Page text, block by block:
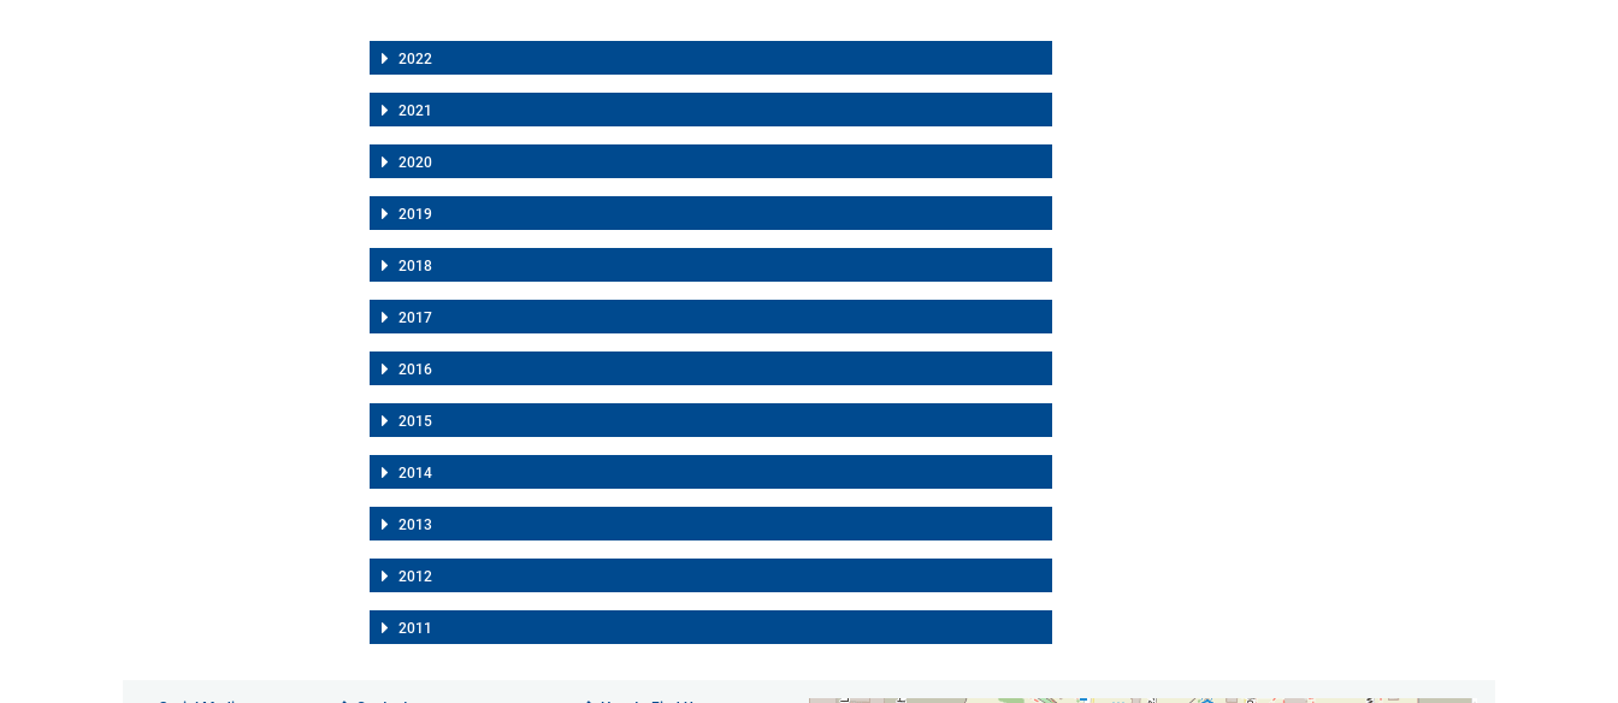
2022
2021
2020
2019
2018
2017
2016
2015
2014
2013
2012
2011